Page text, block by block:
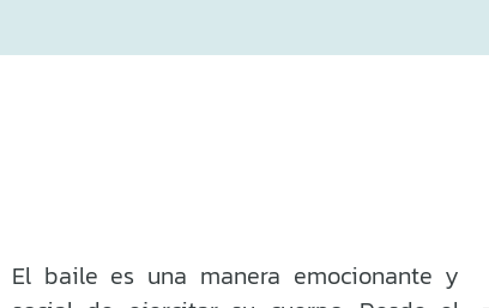
El baile es una manera emocionante y